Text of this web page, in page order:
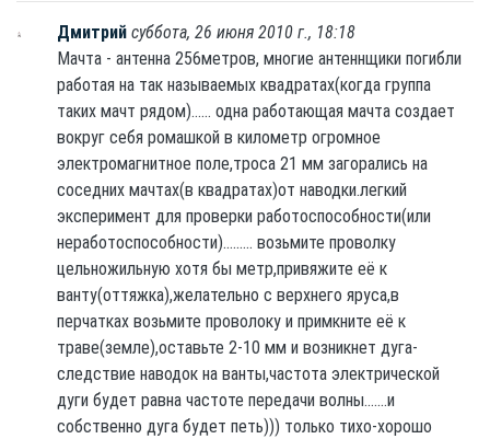
Дмитрийсуббота, 26 июня 2010 г., 18:18
Мачта - антенна 256метров, многие антеннщики погибли
работая на так называемых квадратах(когда группа
таких мачт рядом)...... одна работающая мачта создает
вокруг себя ромашкой в километр огромное
электромагнитное поле,троса 21 мм загорались на
соседних мачтах(в квадратах)от наводки.легкий
эксперимент для проверки работоспособности(или
неработоспособности)......... возьмите проволку
цельножильную хотя бы метр,привяжите её к
ванту(оттяжка),желательно с верхнего яруса,в
перчатках возьмите проволоку и примкните её к
траве(земле),оставьте 2-10 мм и возникнет дуга-
следствие наводок на ванты,частота электрической
дуги будет равна частоте передачи волны.......и
собственно дуга будет петь))) только тихо-хорошо